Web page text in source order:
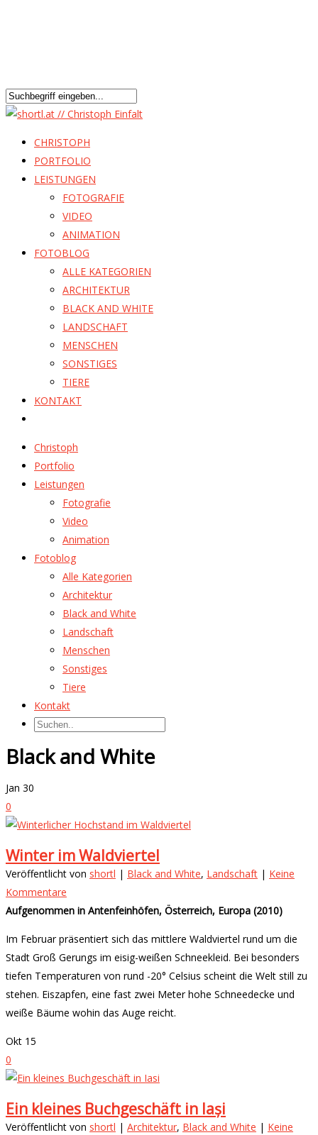
CHRISTOPH
PORTFOLIO
LEISTUNGEN
FOTOGRAFIE
VIDEO
ANIMATION
FOTOBLOG
ALLE KATEGORIEN
ARCHITEKTUR
BLACK AND WHITE
LANDSCHAFT
MENSCHEN
SONSTIGES
TIERE
KONTAKT
Christoph
Portfolio
Leistungen
Fotografie
Video
Animation
Fotoblog
Alle Kategorien
Architektur
Black and White
Landschaft
Menschen
Sonstiges
Tiere
Kontakt
Black and White
Jan 30
0
Winter im Waldviertel
Veröffentlicht von shortl | Black and White, Landschaft | Keine
Kommentare
Aufgenommen in Antenfeinhöfen, Österreich, Europa (2010)
Im Februar präsentiert sich das mittlere Waldviertel rund um die
Stadt Groß Gerungs im eisig-weißen Schneekleid. Bei besonders
tiefen Temperaturen von rund -20° Celsius scheint die Welt still zu
stehen. Eiszapfen, eine fast zwei Meter hohe Schneedecke und
weiße Bäume wohin das Auge reicht.
Okt 15
0
Ein kleines Buchgeschäft in Iași
Veröffentlicht von shortl | Architektur, Black and White | Keine